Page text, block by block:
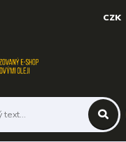
CZK